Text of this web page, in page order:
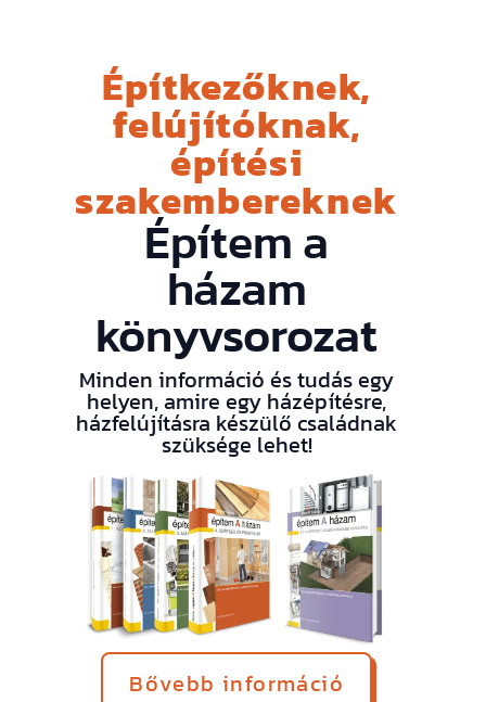
Építkezőknek,
felújítóknak,
építési
szakembereknek
Építem a
házam
könyvsorozat
Minden információ és tudás egy
helyen, amire egy házépítésre,
házfelújításra készülő családnak
szüksége lehet!
Bővebb információ